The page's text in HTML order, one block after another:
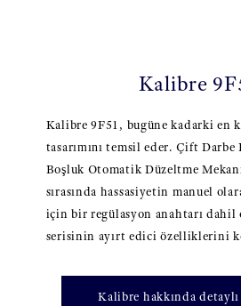
Kalibre
Kalibre 9F51, bugüne kadarki en
tasarımını temsil eder. Çift
Boşluk Otomatik Düzeltme
sırasında hassasiyetin manuel
için bir regülasyon anahtarı dahil
serisinin ayırt edici özelliklerini
Kalibre hakkında